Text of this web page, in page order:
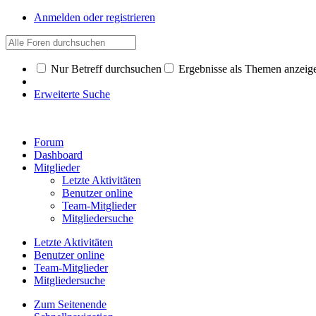
Anmelden oder registrieren
Nur Betreff durchsuchen Ergebnisse als Themen
Erweiterte Suche
Forum
Dashboard
Mitglieder
Letzte Aktivitäten
Benutzer online
Team-Mitglieder
Mitgliedersuche
Letzte Aktivitäten
Benutzer online
Team-Mitglieder
Mitgliedersuche
Zum Seitenende